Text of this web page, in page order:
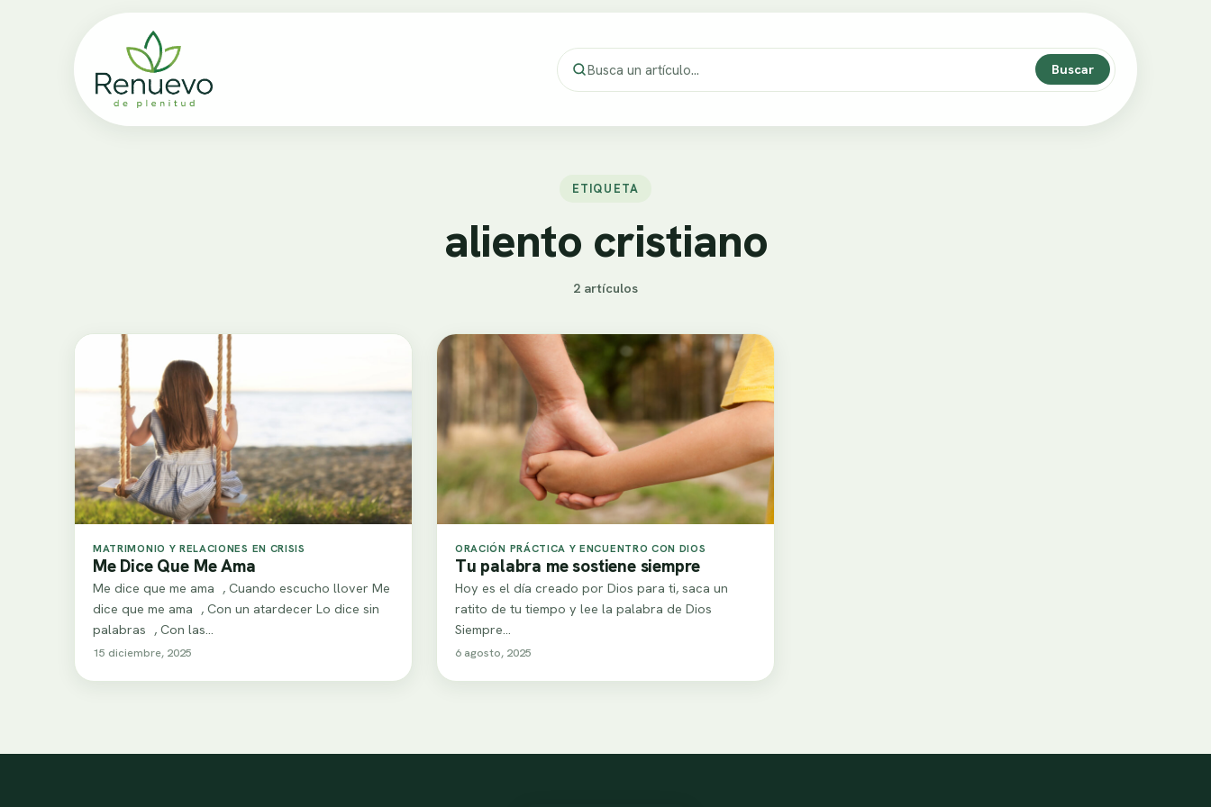
Buscar
ETIQUETA
aliento cristiano
2 artículos
MATRIMONIO Y RELACIONES EN CRISIS
Me Dice Que Me Ama
Me dice que me ama , Cuando escucho llover Me
dice que me ama , Con un atardecer Lo dice sin
palabras , Con las…
15 diciembre, 2025
ORACIÓN PRÁCTICA Y ENCUENTRO CON DIOS
Tu palabra me sostiene siempre
Hoy es el día creado por Dios para ti, saca un
ratito de tu tiempo y lee la palabra de Dios
Siempre…
6 agosto, 2025